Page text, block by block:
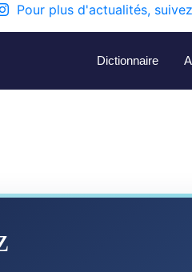
Pour plus d'actualités,
Dictionnaire